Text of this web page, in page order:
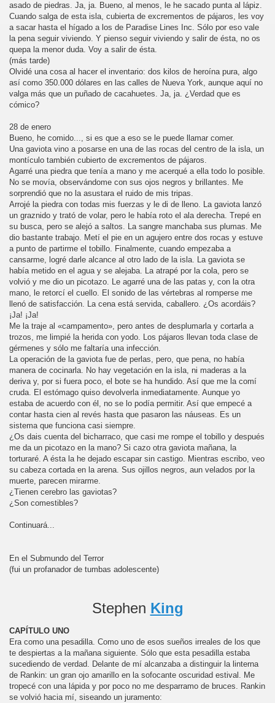
asado de piedras. Ja, ja. Bueno, al menos, le he sacado punta al lápiz.
Cuando salga de esta isla, cubierta de excrementos de pájaros, les voy
a sacar hasta el hígado a los de Paradise Lines Inc. Sólo por eso vale
la pena seguir viviendo. Y pienso seguir viviendo y salir de ésta, no os
quepa la menor duda. Voy a salir de ésta.
(más tarde)
Olvidé una cosa al hacer el inventario: dos kilos de heroína pura, algo
así como 350.000 dólares en las calles de Nueva York, aunque aquí no
valga más que un puñado de cacahuetes. Ja, ja. ¿Verdad que es
cómico?
28 de enero
Bueno, he comido..., si es que a eso se le puede llamar comer.
Una gaviota vino a posarse en una de las rocas del centro de la isla, un
montículo también cubierto de excrementos de pájaros.
Agarré una piedra que tenía a mano y me acerqué a ella todo lo posible.
No se movía, observándome con sus ojos negros y brillantes. Me
sorprendió que no la asustara el ruido de mis tripas.
Arrojé la piedra con todas mis fuerzas y le di de lleno. La gaviota lanzó
un graznido y trató de volar, pero le había roto el ala derecha. Trepé en
su busca, pero se alejó a saltos. La sangre manchaba sus plumas. Me
dio bastante trabajo. Metí el pie en un agujero entre dos rocas y estuve
a punto de partirme el tobillo. Finalmente, cuando empezaba a
cansarme, logré darle alcance al otro lado de la isla. La gaviota se
había metido en el agua y se alejaba. La atrapé por la cola, pero se
volvió y me dio un picotazo. Le agarré una de las patas y, con la otra
mano, le retorcí el cuello. El sonido de las vértebras al romperse me
llenó de satisfacción. La cena está servida, caballero. ¿Os acordáis?
¡Ja! ¡Ja!
Me la traje al «campamento», pero antes de desplumarla y cortarla a
trozos, me limpié la herida con yodo. Los pájaros llevan toda clase de
gérmenes y sólo me faltaría una infección.
La operación de la gaviota fue de perlas, pero, que pena, no había
manera de cocinarla. No hay vegetación en la isla, ni maderas a la
deriva y, por si fuera poco, el bote se ha hundido. Así que me la comí
cruda. El estómago quiso devolverla inmediatamente. Aunque yo
estaba de acuerdo con él, no se lo podía permitir. Así que empecé a
contar hasta cien al revés hasta que pasaron las náuseas. Es un
sistema que funciona casi siempre.
¿Os dais cuenta del bicharraco, que casi me rompe el tobillo y después
me da un picotazo en la mano? Si cazo otra gaviota mañana, la
torturaré. A ésta la he dejado escapar sin castigo. Mientras escribo, veo
su cabeza cortada en la arena. Sus ojillos negros, aun velados por la
muerte, parecen mirarme.
¿Tienen cerebro las gaviotas?
¿Son comestibles?
Continuará...
En el Submundo del Terror
(fui un profanador de tumbas adolescente)
Stephen King
CAPÍTULO UNO
Era como una pesadilla. Como uno de esos sueños irreales de los que
te despiertas a la mañana siguiente. Sólo que esta pesadilla estaba
sucediendo de verdad. Delante de mí alcanzaba a distinguir la linterna
de Rankin: un gran ojo amarillo en la sofocante oscuridad estival. Me
tropecé con una lápida y por poco no me desparramo de bruces. Rankin
se volvió hacia mí, siseando un juramento: